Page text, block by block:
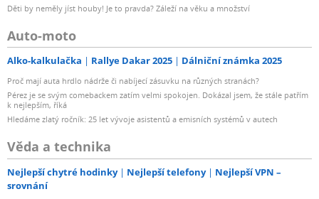
Děti by neměly jíst houby! Je to pravda? Záleží na věku a množství
Auto-moto
Alko-kalkulačka Rallye Dakar 2025 Dálniční známka 2025
Proč mají auta hrdlo nádrže či nabíjecí zásuvku na různých stranách?
Pérez je se svým comebackem zatím velmi spokojen. Dokázal jsem, že stále patřím
k nejlepším, říká
Hledáme zlatý ročník: 25 let vývoje asistentů a emisních systémů v autech
Věda a technika
Nejlepší chytré hodinky Nejlepší telefony
Nejlepší VPN –
srovnání